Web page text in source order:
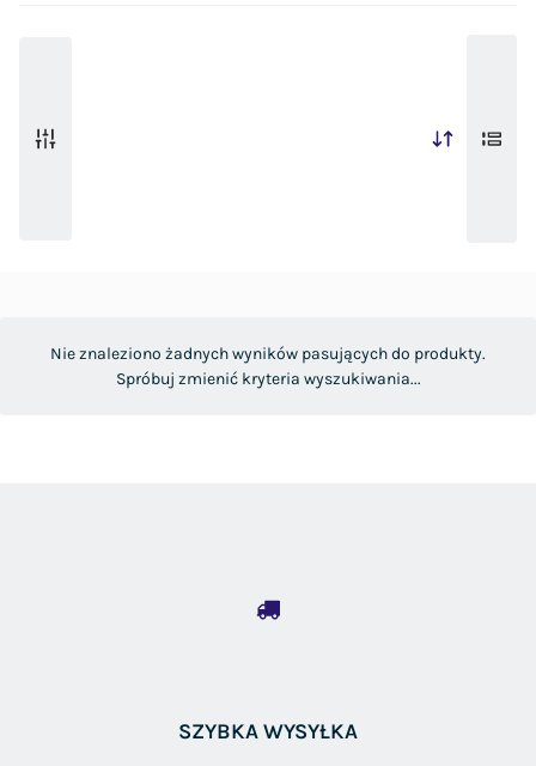
Nie znaleziono żadnych wyników pasujących do produkty.
Spróbuj zmienić kryteria wyszukiwania...
SZYBKA WYSYŁKA